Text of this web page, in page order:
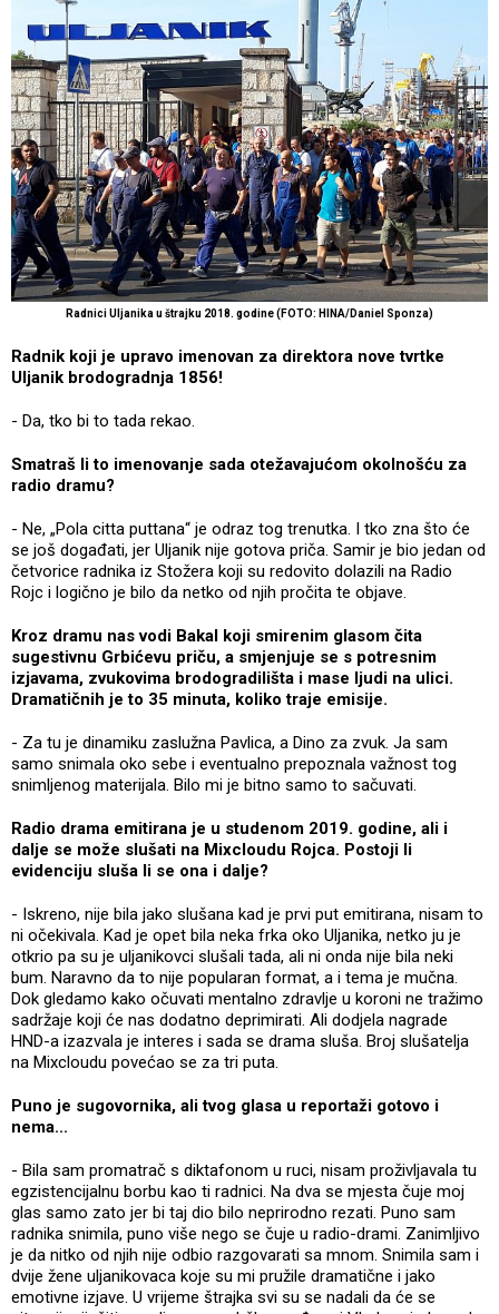
Radnici Uljanika u štrajku 2018. godine (FOTO: HINA/Daniel Sponza)
Radnik koji je upravo imenovan za direktora nove tvrtke
Uljanik brodogradnja 1856!
- Da, tko bi to tada rekao.
Smatraš li to imenovanje sada otežavajućom okolnošću za
radio dramu?
- Ne, „Pola citta puttana“ je odraz tog trenutka. I tko zna što će
se još događati, jer Uljanik nije gotova priča. Samir je bio jedan od
četvorice radnika iz Stožera koji su redovito dolazili na Radio
Rojc i logično je bilo da netko od njih pročita te objave.
Kroz dramu nas vodi Bakal koji smirenim glasom čita
sugestivnu Grbićevu priču, a smjenjuje se s potresnim
izjavama, zvukovima brodogradilišta i mase ljudi na ulici.
Dramatičnih je to 35 minuta, koliko traje emisije.
- Za tu je dinamiku zaslužna Pavlica, a Dino za zvuk. Ja sam
samo snimala oko sebe i eventualno prepoznala važnost tog
snimljenog materijala. Bilo mi je bitno samo to sačuvati.
Radio drama emitirana je u studenom 2019. godine, ali i
dalje se može slušati na Mixcloudu Rojca. Postoji li
evidenciju sluša li se ona i dalje?
- Iskreno, nije bila jako slušana kad je prvi put emitirana, nisam to
ni očekivala. Kad je opet bila neka frka oko Uljanika, netko ju je
otkrio pa su je uljanikovci slušali tada, ali ni onda nije bila neki
bum. Naravno da to nije popularan format, a i tema je mučna.
Dok gledamo kako očuvati mentalno zdravlje u koroni ne tražimo
sadržaje koji će nas dodatno deprimirati. Ali dodjela nagrade
HND-a izazvala je interes i sada se drama sluša. Broj slušatelja
na Mixcloudu povećao se za tri puta.
Puno je sugovornika, ali tvog glasa u reportaži gotovo i
nema...
- Bila sam promatrač s diktafonom u ruci, nisam proživljavala tu
egzistencijalnu borbu kao ti radnici. Na dva se mjesta čuje moj
glas samo zato jer bi taj dio bilo neprirodno rezati. Puno sam
radnika snimila, puno više nego se čuje u radio-drami. Zanimljivo
je da nitko od njih nije odbio razgovarati sa mnom. Snimila sam i
dvije žene uljanikovaca koje su mi pružile dramatične i jako
emotivne izjave. U vrijeme štrajka svi su se nadali da će se